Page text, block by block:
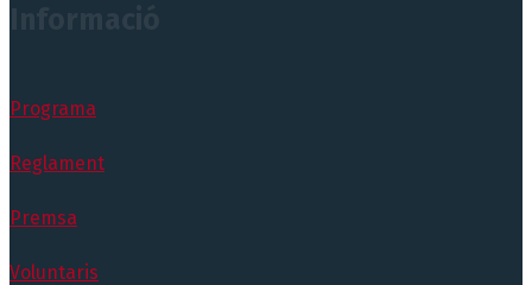
Programa
Reglament
Premsa
Voluntaris